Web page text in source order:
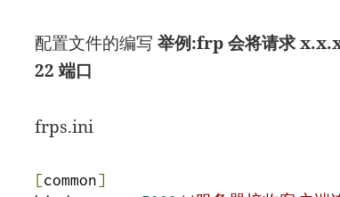
配置文件的编写举例:frp 会将请求
22 端口
frps.ini
[common]